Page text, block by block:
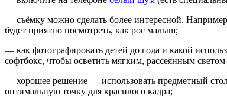
— съёмку можно сделать более интересной.
будет приятно посмотреть, как рос малыш;
— как фотографировать детей до года и какой
софтбокс, чтобы осветить мягким, рассеянным
— хорошее решение — использовать предметный
оптимальную точку для красивого кадра;